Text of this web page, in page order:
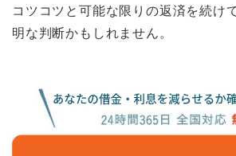
コツコツと可能な限りの返済を続け
明な判断かもしれません。